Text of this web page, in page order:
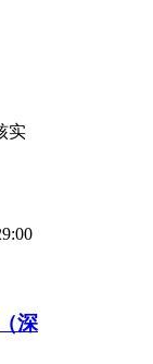
实
深